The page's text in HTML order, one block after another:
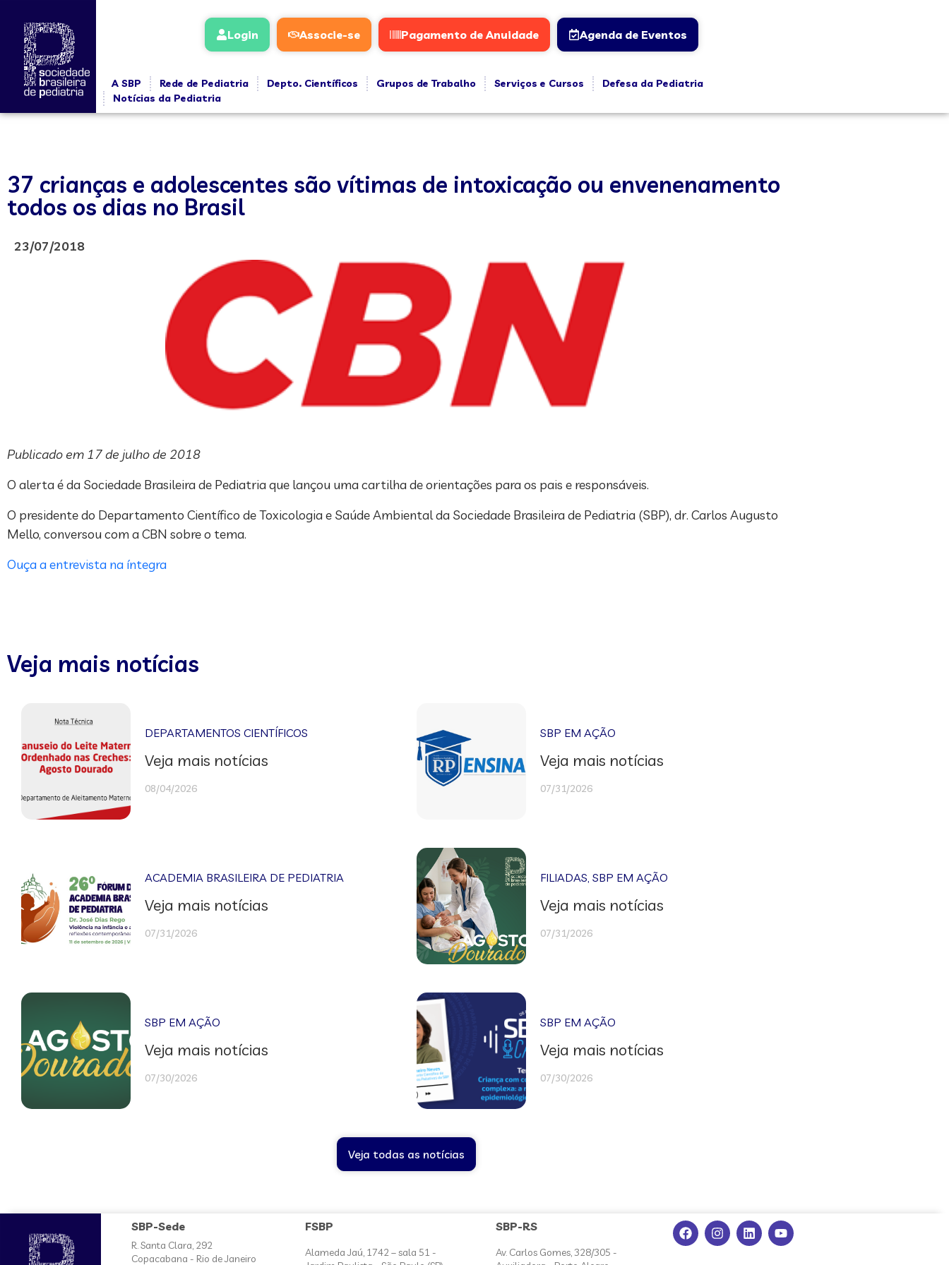
Login Associe-se Pagamento de Anuidade Agenda de Eventos
A SBP Rede de Pediatria Depto. Científicos Grupos de Trabalho Serviços e Cursos
Defesa da Pediatria
Notícias da Pediatria
37 crianças e adolescentes são vítimas de intoxicação ou envenenamento
todos os dias no Brasil
23/07/2018
Publicado em 17 de julho de 2018
O alerta é da Sociedade Brasileira de Pediatria que lançou uma cartilha de orientações para os pais e responsáveis.
O presidente do Departamento Científico de Toxicologia e Saúde Ambiental da Sociedade Brasileira de Pediatria (SBP), dr. Carlos Augusto
Mello, conversou com a CBN sobre o tema.
Ouça a entrevista na íntegra
Veja mais notícias
DEPARTAMENTOS CIENTÍFICOS
Veja mais notícias
08/04/2026
SBP EM AÇÃO
Veja mais notícias
07/31/2026
ACADEMIA BRASILEIRA DE PEDIATRIA
Veja mais notícias
07/31/2026
FILIADAS,SBP EM AÇÃO
Veja mais notícias
07/31/2026
SBP EM AÇÃO
Veja mais notícias
07/30/2026
SBP EM AÇÃO
Veja mais notícias
07/30/2026
Veja todas as notícias
SBP-Sede
R. Santa Clara, 292
Copacabana - Rio de Janeiro
FSBP
Alameda Jaú, 1742 – sala 51 -
SBP-RS
Av. Carlos Gomes, 328/305 -